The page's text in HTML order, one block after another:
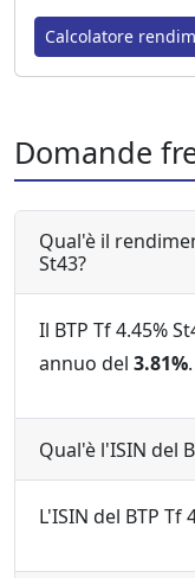
Calcolatore
Domande
Qual'è il
St43?
Il BTP Tf 4.45%
annuo del 3.81%.
Qual'è l'ISIN del
L'ISIN del BTP Tf